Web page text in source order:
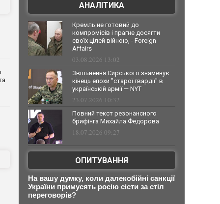
АНАЛІТИКА
Кремль не готовий до
компромісів і прагне досягти
своїх цілей війною, - Foreign
Affairs
03.08.2026 13:02
Звільнення Сирського знаменує
кінець епохи "старої гвардії" в
українській армії — NYT
23.07.2026 10:32
Повний текст резонансного
брифінга Михайла Федорова
18.07.2026 09:27
ОПИТУВАННЯ
На вашу думку, коли далекобійні санкції
України примусять росію сісти за стіл
переговорів?